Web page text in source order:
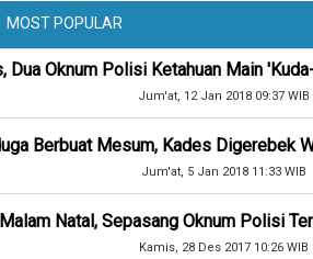
MOST POPULAR
Dua Oknum Polisi Ketahuan Main
Jum'at, 12 Jan 2018 09:37 WIB
Berbuat Mesum, Kades Digerebek
Jum'at, 5 Jan 2018 11:33 WIB
Natal, Sepasang Oknum Polisi
Kamis, 28 Des 2017 10:26 WIB